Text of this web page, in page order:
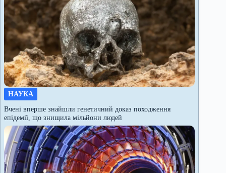
НАУКА
Вчені вперше знайшли генетичний доказ походження
епідемії, що знищила мільйони людей